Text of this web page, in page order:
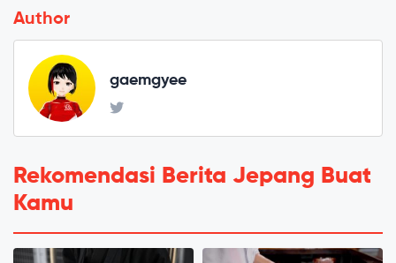
Author
gaemgyee
Rekomendasi Berita Jepang Buat
Kamu